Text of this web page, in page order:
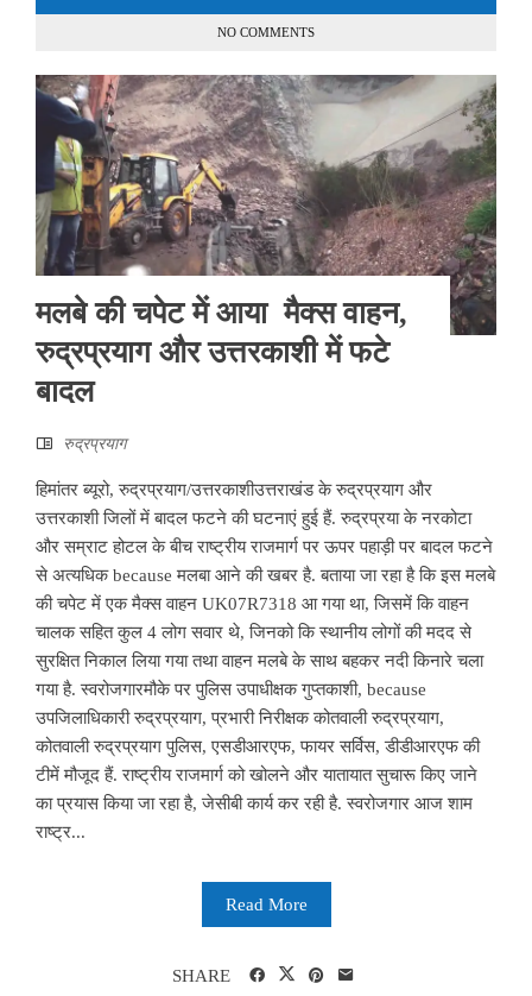
NO COMMENTS
मलबे की चपेट में आया मैक्स वाहन,
रुद्रप्रयाग और उत्तरकाशी में फटे
बादल
रुद्रप्रयाग
हिमांतर ब्यूरो, रुद्रप्रयाग/उत्तरकाशीउत्तराखंड के रुद्रप्रयाग और
उत्तरकाशी जिलों में बादल फटने की घटनाएं हुई हैं. रुद्रप्रया के नरकोटा
और सम्राट होटल के बीच राष्ट्रीय राजमार्ग पर ऊपर पहाड़ी पर बादल फटने
से अत्यधिक because मलबा आने की खबर है. बताया जा रहा है कि इस मलबे
की चपेट में एक मैक्स वाहन UK07R7318 आ गया था, जिसमें कि वाहन
चालक सहित कुल 4 लोग सवार थे, जिनको कि स्थानीय लोगों की मदद से
सुरक्षित निकाल लिया गया तथा वाहन मलबे के साथ बहकर नदी किनारे चला
गया है. स्वरोजगारमौके पर पुलिस उपाधीक्षक गुप्तकाशी, because
उपजिलाधिकारी रुद्रप्रयाग, प्रभारी निरीक्षक कोतवाली रुद्रप्रयाग,
कोतवाली रुद्रप्रयाग पुलिस, एसडीआरएफ, फायर सर्विस, डीडीआरएफ की
टीमें मौजूद हैं. राष्ट्रीय राजमार्ग को खोलने और यातायात सुचारू किए जाने
का प्रयास किया जा रहा है, जेसीबी कार्य कर रही है. स्वरोजगार आज शाम
राष्ट्र...
Read More
SHARE